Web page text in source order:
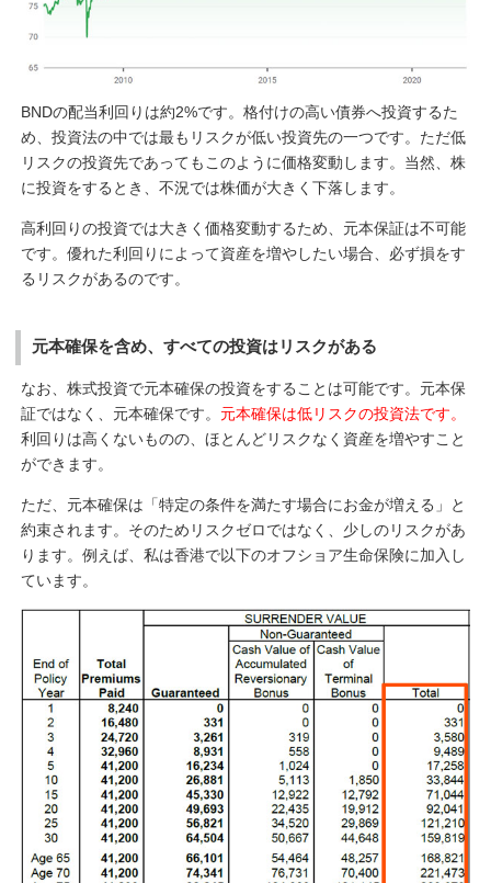
BNDの配当利回りは約2%です。格付けの高い債券へ投資するた
め、投資法の中では最もリスクが低い投資先の一つです。ただ低
リスクの投資先であってもこのように価格変動します。当然、株
に投資をするとき、不況では株価が大きく下落します。
高利回りの投資では大きく価格変動するため、元本保証は不可能
です。優れた利回りによって資産を増やしたい場合、必ず損をす
るリスクがあるのです。
元本確保を含め、すべての投資はリスクがある
なお、株式投資で元本確保の投資をすることは可能です。元本保
証ではなく、元本確保です。 元本確保は低リスクの投資法です。
利回りは高くないものの、ほとんどリスクなく資産を増やすこと
ができます。
ただ、元本確保は「特定の条件を満たす場合にお金が増える」と
約束されます。そのためリスクゼロではなく、少しのリスクがあ
ります。例えば、私は香港で以下のオフショア生命保険に加入し
ています。